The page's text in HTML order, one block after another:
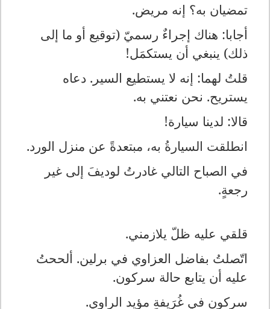
تمضيان به؟ إنه مريض.
أجابا: هناك إجراءٌ رسميّ (توقيع أو ما إلى
ذلك) ينبغي أن يستكمَل!
قلتُ لهما: إنه لا يستطيع السير. دعاه
يستريح. نحن نعتني به.
قالا: لدينا سيارة!
انطلقت السيارةُ به، مبتعدةً عن منزل الورد.
في الصباح التالي غادرتُ لوديفَ إلى غير
رجعةٍ.
قلقي عليه ظلّ يلازمني.
اتّصلتُ بفاضل العزاوي في برلين. ألححتُ
عليه أن يتابع حالة سركون.
سركون في غُرَيفةِ مؤيد الراوي.